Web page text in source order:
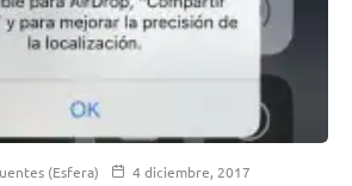
(Esfera)
4 diciembre, 2017